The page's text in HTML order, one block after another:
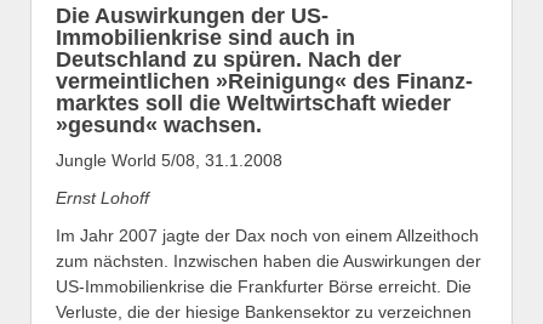
Die Auswirkungen der US-
Immobilienkrise sind auch in
Deutschland zu spüren. Nach der
vermeintlichen »Reinigung« des Finanz­
marktes soll die Weltwirtschaft wieder
»gesund« wachsen.
Jungle World 5/08, 31.1.2008
Ernst Lohoff
Im Jahr 2007 jagte der Dax noch von einem Allzeit­hoch
zum nächsten. Inzwischen haben die Auswirkungen der
US-Immobilienkrise die Frankfurter Börse erreicht. Die
Verluste, die der hiesige Bankensektor zu verzeichnen